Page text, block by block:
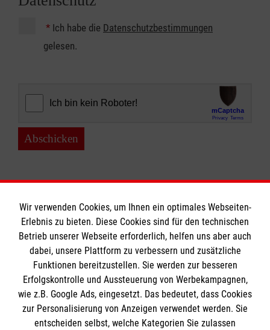
* Ich habe die Datenschutzbestimmungen
gelesen.
Abschicken
Informationen
Impressum
Datenschutz
Kontakt
Die Malteser
Wir verwenden Cookies, um Ihnen ein optimales Webseiten-
Erlebnis zu bieten. Diese Cookies sind für den technischen
Betrieb unserer Webseite erforderlich, helfen uns aber auch
dabei, unsere Plattform zu verbessern und zusätzliche
Funktionen bereitzustellen. Sie werden zur besseren
Erfolgskontrolle und Aussteuerung von Werbekampagnen,
wie z.B. Google Ads, eingesetzt. Das bedeutet, dass Cookies
zur Personalisierung von Anzeigen verwendet werden. Sie
entscheiden selbst, welche Kategorien Sie zulassen